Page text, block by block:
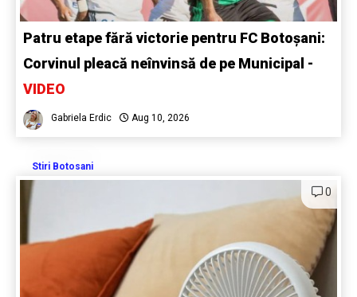
Patru etape fără victorie pentru FC Botoșani:
Corvinul pleacă neînvinsă de pe Municipal -
VIDEO
Gabriela Erdic Aug 10, 2026
Stiri Botosani
0